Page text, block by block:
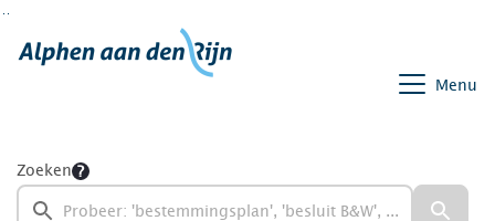
Ga naar de inhoud van deze pagina
Menu
Zoeken